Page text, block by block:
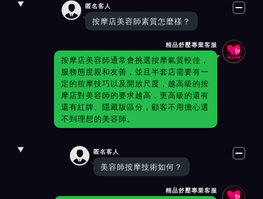
 匿名客人
按摩店美容師素質怎麼樣？
精品舒壓專業客服
按摩店美容師通常會挑選按摩氣質較佳，
服務態度親和友善，並且半套店需要有一
定的按摩技巧以及開放尺度，越高級的按
摩店對美容師的要求越高，更高級的還有
還有紅牌、隱藏版區分，顧客不用擔心選
不到理想的美容師。
 匿名客人
美容師按摩技術如何？
精品舒壓專業客服